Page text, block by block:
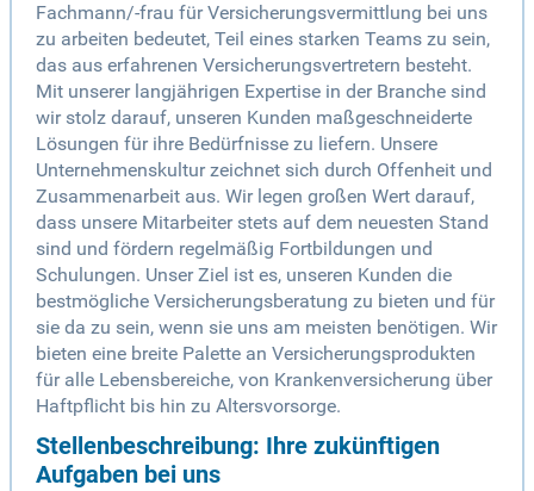
Fachmann/-frau für Versicherungsvermittlung bei uns
zu arbeiten bedeutet, Teil eines starken Teams zu sein,
das aus erfahrenen Versicherungsvertretern besteht.
Mit unserer langjährigen Expertise in der Branche sind
wir stolz darauf, unseren Kunden maßgeschneiderte
Lösungen für ihre Bedürfnisse zu liefern. Unsere
Unternehmenskultur zeichnet sich durch Offenheit und
Zusammenarbeit aus. Wir legen großen Wert darauf,
dass unsere Mitarbeiter stets auf dem neuesten Stand
sind und fördern regelmäßig Fortbildungen und
Schulungen. Unser Ziel ist es, unseren Kunden die
bestmögliche Versicherungsberatung zu bieten und für
sie da zu sein, wenn sie uns am meisten benötigen. Wir
bieten eine breite Palette an Versicherungsprodukten
für alle Lebensbereiche, von Krankenversicherung über
Haftpflicht bis hin zu Altersvorsorge.
Stellenbeschreibung: Ihre zukünftigen
Aufgaben bei uns